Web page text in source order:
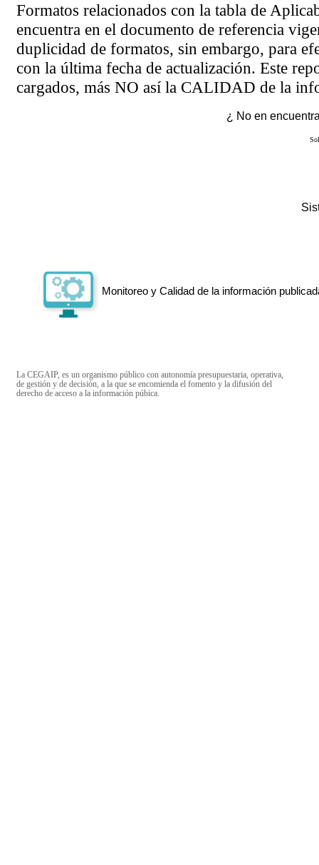
Formatos relacionados con la tabla de
encuentra en el documento de referencia
duplicidad de formatos, sin embargo, para
con la última fecha de actualización. Este
cargados, más NO así la CALIDAD de la
¿ No en
Monitoreo y Calidad de la información
La CEGAIP, es un organismo público con autonomía presupuestaria, operativa,
de gestión y de decisión, a la que se encomienda el fomento y la difusión del
derecho de acceso a la información púbica.